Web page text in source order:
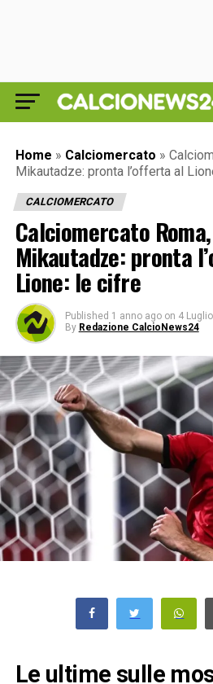
Home » Calciomercato »
Mikautadze: pronta l’offerta al
CALCIOMERCATO
Calciomercato
Mikautadze: pronta
Lione: le cifre
Published 1 anno ago on 4
By Redazione CalcioNews24
Le ultime sulle